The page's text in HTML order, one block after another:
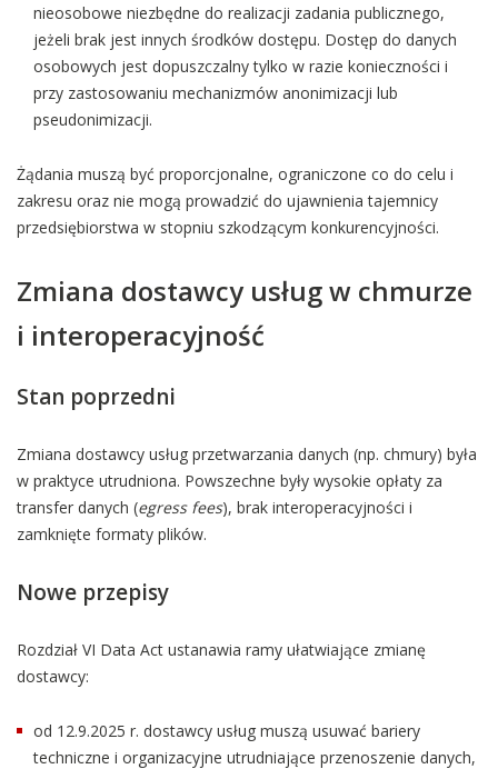
nieosobowe niezbędne do realizacji zadania publicznego,
jeżeli brak jest innych środków dostępu. Dostęp do danych
osobowych jest dopuszczalny tylko w razie konieczności i
przy zastosowaniu mechanizmów anonimizacji lub
pseudonimizacji.
Żądania muszą być proporcjonalne, ograniczone co do celu i
zakresu oraz nie mogą prowadzić do ujawnienia tajemnicy
przedsiębiorstwa w stopniu szkodzącym konkurencyjności.
Zmiana dostawcy usług w chmurze
i interoperacyjność
Stan poprzedni
Zmiana dostawcy usług przetwarzania danych (np. chmury) była
w praktyce utrudniona. Powszechne były wysokie opłaty za
transfer danych (egress fees), brak interoperacyjności i
zamknięte formaty plików.
Nowe przepisy
Rozdział VI Data Act ustanawia ramy ułatwiające zmianę
dostawcy:
od 12.9.2025 r. dostawcy usług muszą usuwać bariery
techniczne i organizacyjne utrudniające przenoszenie danych,